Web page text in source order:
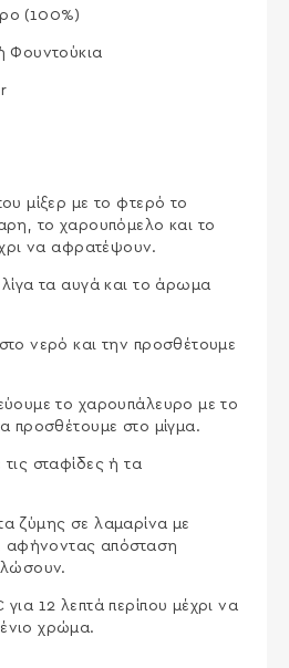
(100%)
Φουντούκια
μίξερ με το φτερό το
το χαρουπόμελο και το
να αφρατέψουν.
τα αυγά και το άρωμα
νερό και την προσθέτουμε
το χαρουπάλευρο με το
προσθέτουμε στο μίγμα.
σταφίδες ή τα
ζύμης σε λαμαρίνα με
αφήνοντας απόσταση
12 λεπτά περίπου μέχρι να
χρώμα.